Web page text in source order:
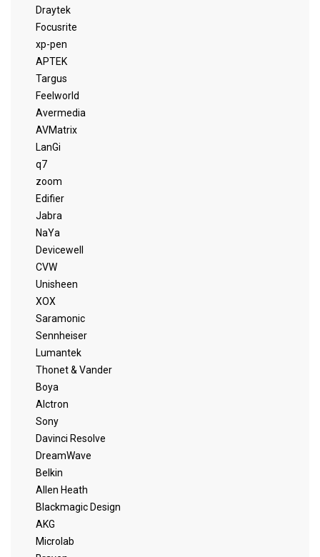
Draytek
Focusrite
xp-pen
APTEK
Targus
Feelworld
Avermedia
AVMatrix
LanGi
q7
zoom
Edifier
Jabra
NaYa
Devicewell
CVW
Unisheen
XOX
Saramonic
Sennheiser
Lumantek
Thonet & Vander
Boya
Alctron
Sony
Davinci Resolve
DreamWave
Belkin
Allen Heath
Blackmagic Design
AKG
Microlab